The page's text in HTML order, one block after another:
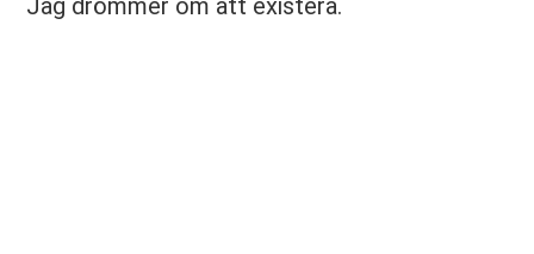
Jag drömmer om att existera.